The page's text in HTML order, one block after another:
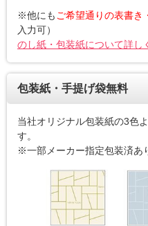
※他にもご希望通りの表書き
入力可）
のし紙・包装紙について詳し
包装紙・手提げ袋無料
当社オリジナル包装紙の3色
す。
※一部メーカー指定包装済あ